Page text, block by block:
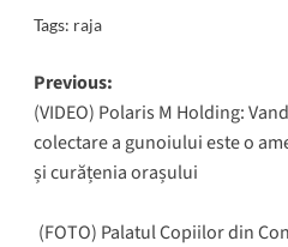
Tags: raja
Post
navigation
Previous:
(VIDEO) Polaris M Holding:
colectare a gunoiului este o
și curățenia orașului
(FOTO) Palatul Copiilor din